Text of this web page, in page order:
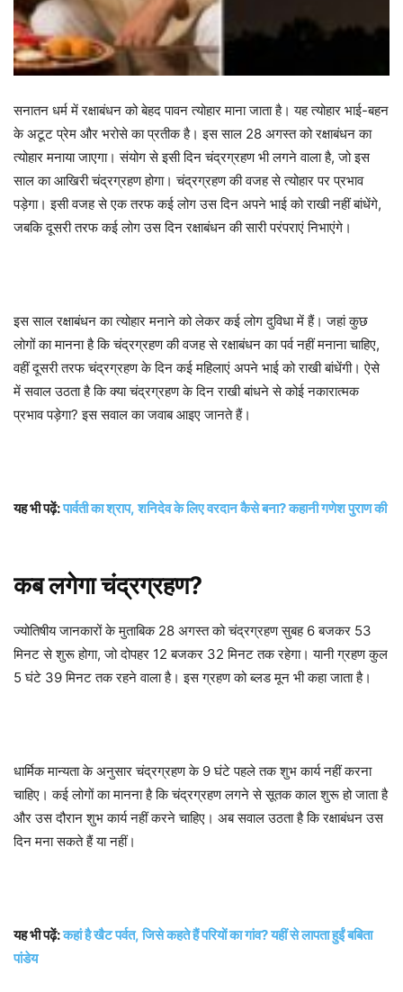
सनातन धर्म में रक्षाबंधन को बेहद पावन त्योहार माना जाता है। यह त्योहार भाई-बहन
के अटूट प्रेम और भरोसे का प्रतीक है। इस साल 28 अगस्त को रक्षाबंधन का
त्योहार मनाया जाएगा। संयोग से इसी दिन चंद्रग्रहण भी लगने वाला है, जो इस
साल का आखिरी चंद्रग्रहण होगा। चंद्रग्रहण की वजह से त्योहार पर प्रभाव
पड़ेगा। इसी वजह से एक तरफ कई लोग उस दिन अपने भाई को राखी नहीं बांधेंगे,
जबकि दूसरी तरफ कई लोग उस दिन रक्षाबंधन की सारी परंपराएं निभाएंगे।
इस साल रक्षाबंधन का त्योहार मनाने को लेकर कई लोग दुविधा में हैं। जहां कुछ
लोगों का मानना है कि चंद्रग्रहण की वजह से रक्षाबंधन का पर्व नहीं मनाना चाहिए,
वहीं दूसरी तरफ चंद्रग्रहण के दिन कई महिलाएं अपने भाई को राखी बांधेंगी। ऐसे
में सवाल उठता है कि क्या चंद्रग्रहण के दिन राखी बांधने से कोई नकारात्मक
प्रभाव पड़ेगा? इस सवाल का जवाब आइए जानते हैं।
यह भी पढ़ें:पार्वती का श्राप, शनिदेव के लिए वरदान कैसे बना? कहानी गणेश पुराण की
कब लगेगा चंद्रग्रहण?
ज्योतिषीय जानकारों के मुताबिक 28 अगस्त को चंद्रग्रहण सुबह 6 बजकर 53
मिनट से शुरू होगा, जो दोपहर 12 बजकर 32 मिनट तक रहेगा। यानी ग्रहण कुल
5 घंटे 39 मिनट तक रहने वाला है। इस ग्रहण को ब्लड मून भी कहा जाता है।
धार्मिक मान्यता के अनुसार चंद्रग्रहण के 9 घंटे पहले तक शुभ कार्य नहीं करना
चाहिए। कई लोगों का मानना है कि चंद्रग्रहण लगने से सूतक काल शुरू हो जाता है
और उस दौरान शुभ कार्य नहीं करने चाहिए। अब सवाल उठता है कि रक्षाबंधन उस
दिन मना सकते हैं या नहीं।
यह भी पढ़ें:कहां है खैट पर्वत, जिसे कहते हैं परियों का गांव? यहीं से लापता हुईं बबिता
पांडेय